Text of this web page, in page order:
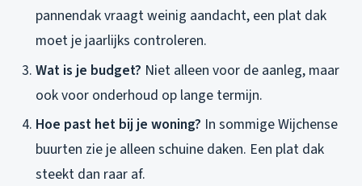
pannendak vraagt weinig aandacht, een plat dak
moet je jaarlijks controleren.
Wat is je budget? Niet alleen voor de aanleg, maar
ook voor onderhoud op lange termijn.
Hoe past het bij je woning? In sommige Wijchense
buurten zie je alleen schuine daken. Een plat dak
steekt dan raar af.